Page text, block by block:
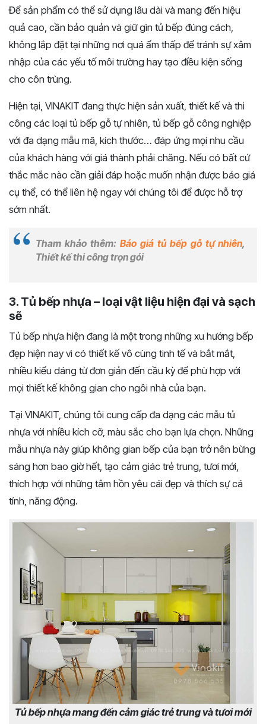
Để sản phẩm có thể sử dụng lâu dài và mang đến hiệu
quả cao, cần bảo quản và giữ gìn tủ bếp đúng cách,
không lắp đặt tại những nơi quá ẩm thấp để tránh sự xâm
nhập của các yếu tố môi trường hay tạo điều kiện sống
cho côn trùng.
Hiện tại, VINAKIT đang thực hiện sản xuất, thiết kế và thi
công các loại tủ bếp gỗ tự nhiên, tủ bếp gỗ công nghiệp
với đa dạng mẫu mã, kích thước… đáp ứng mọi nhu cầu
của khách hàng với giá thành phải chăng. Nếu có bất cứ
thắc mắc nào cần giải đáp hoặc muốn nhận được báo giá
cụ thể, có thể liên hệ ngay với chúng tôi để được hỗ trợ
sớm nhất.
Tham khảo thêm: Báo giá tủ bếp gỗ tự nhiên,
Thiết kế thi công trọn gói
3. Tủ bếp nhựa – loại vật liệu hiện đại và sạch
sẽ
Tủ bếp nhựa hiện đang là một trong những xu hướng bếp
đẹp hiện nay vì có thiết kế vô cùng tinh tế và bắt mắt,
nhiều kiểu dáng từ đơn giản đến cầu kỳ để phù hợp với
mọi thiết kế không gian cho ngôi nhà của bạn.
Tại VINAKIT, chúng tôi cung cấp đa dạng các mẫu tủ
nhựa với nhiều kích cỡ, màu sắc cho bạn lựa chọn. Những
mẫu nhựa này giúp không gian bếp của bạn trở nên bừng
sáng hơn bao giờ hết, tạo cảm giác trẻ trung, tươi mới,
thích hợp với những tâm hồn yêu cái đẹp và thích sự cá
tính, năng động.
Tủ bếp nhựa mang đến cảm giác trẻ trung và tươi mới